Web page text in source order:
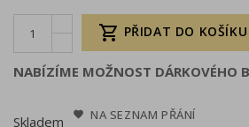
 PŘIDAT DO KOŠÍKU
NABÍZÍME MOŽNOST DÁRKOVÉHO
Skladem NA SEZNAM PŘÁNÍ